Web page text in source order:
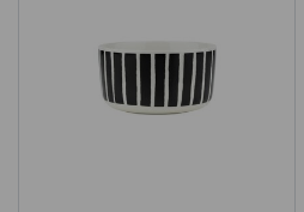
Hoito-ohjeet
Konepesun, uunin, mikrouunin